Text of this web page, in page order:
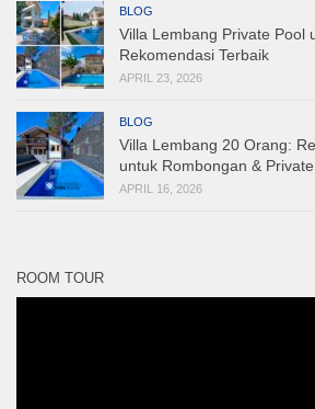
BLOG
Villa Lembang Private Pool
Rekomendasi Terbaik
APRIL 23, 2026
BLOG
Villa Lembang 20 Orang:
untuk Rombongan &
APRIL 16, 2026
ROOM TOUR